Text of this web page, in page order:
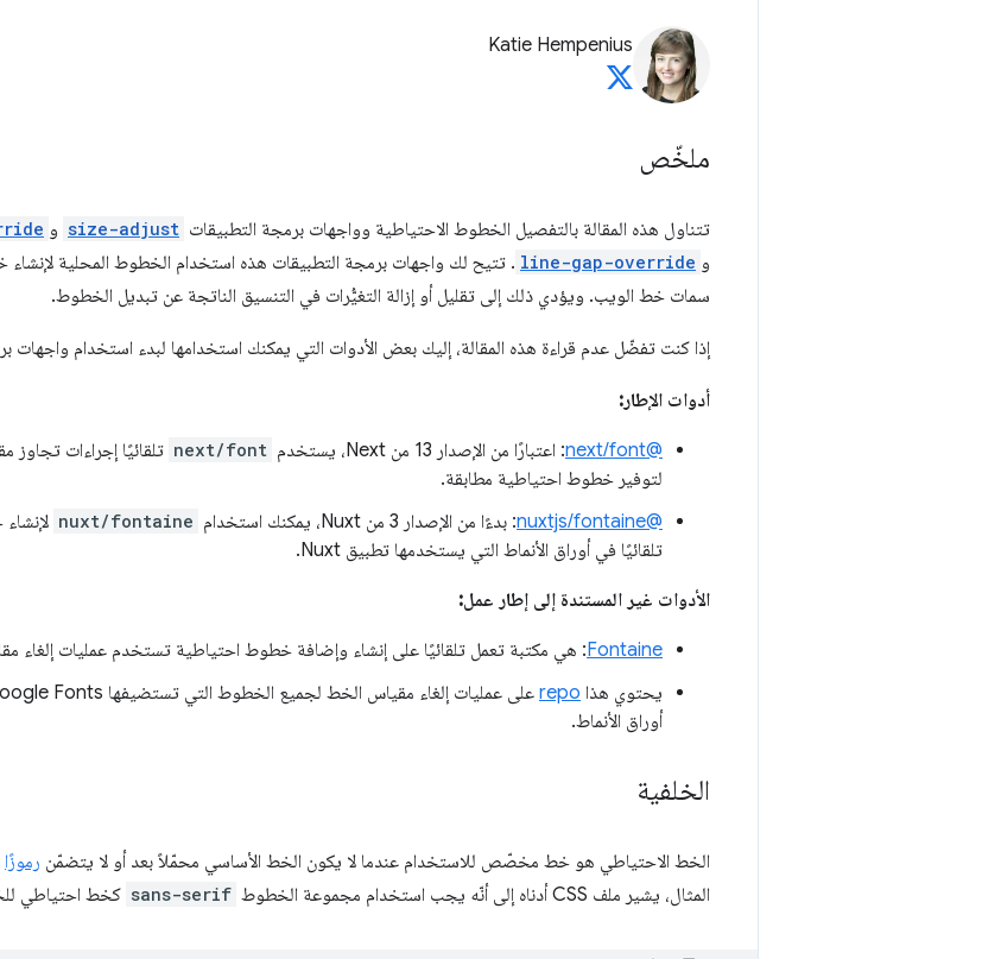
Katie Hempenius
ملخّص
تتناول هذه المقالة بالتفصيل الخطوط الاحتياطية وواجهات برمجة التطبيقات size-adjust و
و line-gap-override . تتيح لك واجهات برمجة التطبيقات هذه استخدام الخطوط المحلية لإنشاء
سمات خط الويب. ويؤدي ذلك إلى تقليل أو إزالة التغيُّرات في التنسيق الناتجة عن تبديل الخطوط.
إذا كنت تفضّل عدم قراءة هذه المقالة، إليك بعض الأدوات التي يمكنك استخدامها لبدء استخدام واجهات
أدوات الإطار:
@next/font : اعتبارًا من الإصدار 13 من Next، يستخدم next/font تلقائيًا إجراءات
لتوفير خطوط احتياطية مطابقة.
@nuxtjs/fontaine
: بدءًا من الإصدار 3 من Nuxt، يمكنك استخدام nuxt/fontaine
تلقائيًا في أوراق الأنماط التي يستخدمها تطبيق Nuxt.
الأدوات غير المستندة إلى إطار عمل:
Fontaine: هي مكتبة تعمل تلقائيًا على إنشاء وإضافة خطوط احتياطية تستخدم عمليات إلغاء
يحتوي هذا repo
أوراق الأنماط.
الخلفية
الخط الاحتياطي هو خط مخصّص للاستخدام عندما لا يكون الخط الأساسي محمّلاً بعد أو لا يتضمّن رموزًا
المثال، يشير ملف CSS أدناه إلى أنّه يجب استخدام مجموعة الخطوط
sans-serif كخط احتياطي